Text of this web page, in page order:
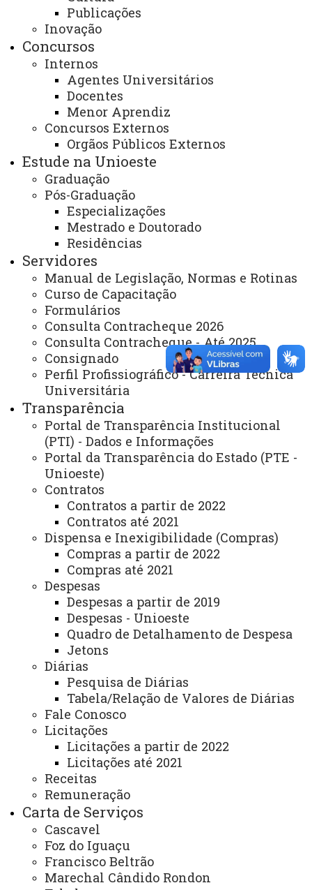
Publicações
Inovação
Concursos
Internos
Agentes Universitários
Docentes
Menor Aprendiz
Concursos Externos
Orgãos Públicos Externos
Estude na Unioeste
Graduação
Pós-Graduação
Especializações
Mestrado e Doutorado
Residências
Servidores
Manual de Legislação, Normas e Rotinas
Curso de Capacitação
Formulários
Consulta Contracheque 2026
Consulta Contracheque - Até 2025
Consignado
Perfil Profissiográfico - Carreira Técnica
Universitária
Transparência
Portal de Transparência Institucional
(PTI) - Dados e Informações
Portal da Transparência do Estado (PTE -
Unioeste)
Contratos
Contratos a partir de 2022
Contratos até 2021
Dispensa e Inexigibilidade (Compras)
Compras a partir de 2022
Compras até 2021
Despesas
Despesas a partir de 2019
Despesas - Unioeste
Quadro de Detalhamento de Despesa
Jetons
Diárias
Pesquisa de Diárias
Tabela/Relação de Valores de Diárias
Fale Conosco
Licitações
Licitações a partir de 2022
Licitações até 2021
Receitas
Remuneração
Carta de Serviços
Cascavel
Foz do Iguaçu
Francisco Beltrão
Marechal Cândido Rondon
Portal Office 365
Sistemas
Telefones
Webmail
Secretaria Geral
Gabinete Reitoria
Secretaria dos Conselhos Superiores
PRÓ-REITORIAS
Administração e Finanças
Extensão
Graduação
Pesquisa/Pós Graduação
Recursos Humanos
Planejamento
ASSESSORIAS
Assistência Estudantil
Auditoria Interna
Avaliação Institucional
Convênios e Captação de Recursos
Corregedoria da Unioeste
Comunicação Social
Igualdade e Promoção Social
Sistema de Controle Interno, Integridade e Compliance
Relações Internacionais e Interinstitucionais
ÓRGÃO DE APOIO
Unioeste INOVA - Agência de Inovação da Unioeste
ÓRGÃOS SUPLEMENTARES
Coordenadoria de Concursos e Processos Seletivos
Editora
Gráfica Universitária